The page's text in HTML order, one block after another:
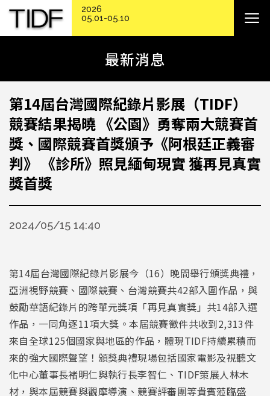
最新消息
第14屆台灣國際紀錄片影展（TIDF）
競賽結果揭曉 《公園》勇奪兩大競賽首
獎、國際競賽首獎頒予《阿根廷正義審
判》 《診所》照見緬甸現實 獲再見真實
獎首獎
2024/05/15 14:40
第14屆台灣國際紀錄片影展今（16）晚間舉行頒獎典禮，
亞洲視野競賽、國際競賽、台灣競賽共42部入圍作品，與
鼓勵華語紀錄片的跨單元獎項「再見真實獎」共14部入選
作品，一同角逐11項大獎。本屆競賽徵件共收到2,313件
來自全球125個國家與地區的作品，體現TIDF持續累積而
來的強大國際聲望！頒獎典禮現場包括國家電影及視聽文
化中心董事長褚明仁與執行長李智仁、TIDF策展人林木
材，與本屆競賽與觀摩導演、競賽評審團等貴賓蒞臨盛
2026
05.01-05.10